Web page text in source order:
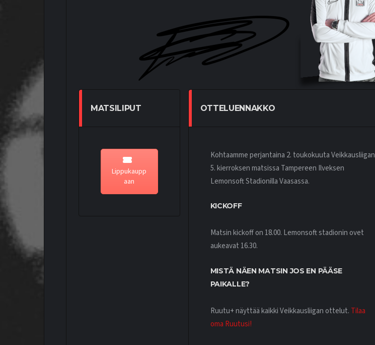
MATSILIPUT
Lippukaupp
aan
OTTELUENNAKKO
Kohtaamme perjantaina 2. toukokuuta Veikkausliigan
5. kierroksen matsissa Tampereen Ilveksen
Lemonsoft Stadionilla Vaasassa.
KICKOFF
Matsin kickoff on 18.00. Lemonsoft stadionin ovet
aukeavat 16.30.
MISTÄ NÄEN MATSIN JOS EN PÄÄSE
PAIKALLE?
Ruutu+ näyttää kaikki Veikkausliigan ottelut. Tilaa
oma Ruutusi!